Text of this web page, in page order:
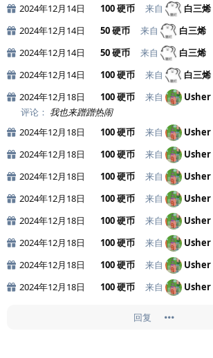
2024年12月14日
100 硬币 来自
白三烯
2024年12月14日
50 硬币 来自
白三烯
2024年12月14日
50 硬币 来自
白三烯
2024年12月14日
100 硬币 来自
白三烯
2024年12月18日
100 硬币 来自
Usher
评论： 我也来蹭蹭热闹
2024年12月18日
100 硬币 来自
Usher
2024年12月18日
100 硬币 来自
Usher
2024年12月18日
100 硬币 来自
Usher
2024年12月18日
100 硬币 来自
Usher
2024年12月18日
100 硬币 来自
Usher
2024年12月18日
100 硬币 来自
Usher
2024年12月18日
100 硬币 来自
Usher
2024年12月18日
100 硬币 来自 Usher
回复